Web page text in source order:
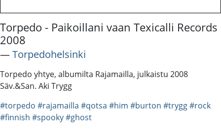
Torpedo - Paikoillani vaan Texicalli Records
2008
―Torpedohelsinki
Torpedo yhtye, albumilta Rajamailla, julkaistu 2008
Säv.&San. Aki Trygg
#torpedo #rajamailla #qotsa #him #burton #trygg#rock
#finnish #spooky#ghost